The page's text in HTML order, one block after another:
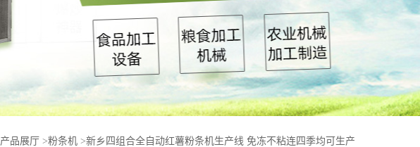
产品展厅 >粉条机 >新乡四组合全自动红薯粉条机生产线 免冻不粘连四季均可生产